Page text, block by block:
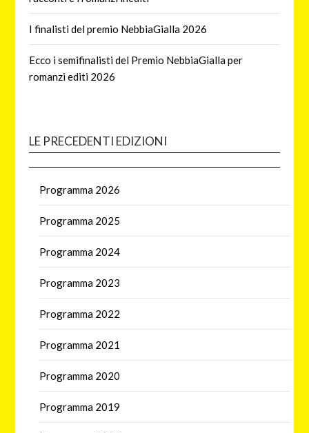
I finalisti del premio NebbiaGialla 2026
Ecco i semifinalisti del Premio NebbiaGialla per
romanzi editi 2026
LE PRECEDENTI EDIZIONI
Programma 2026
Programma 2025
Programma 2024
Programma 2023
Programma 2022
Programma 2021
Programma 2020
Programma 2019